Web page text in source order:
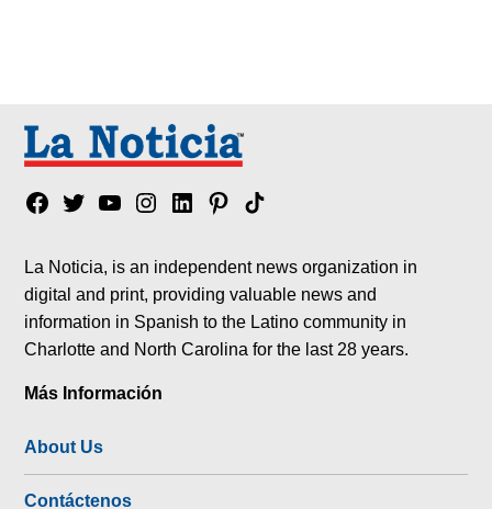
Facebook
TwitterYouTubeInstagram
LinkedinPinterest
Tik
La Noticia, is an independent news organization in
digital and print, providing valuable news and
information in Spanish to the Latino community in
Charlotte and North Carolina for the last 28 years.
Más Información
About Us
Contáctenos